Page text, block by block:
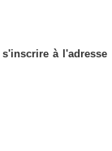
à l'adresse